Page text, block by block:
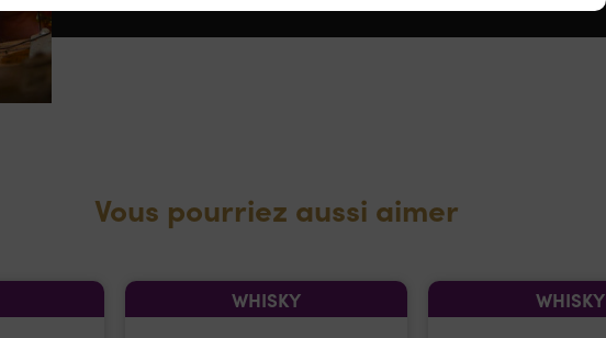
Vous pourriez aussi aimer
WHISKY WHISKY